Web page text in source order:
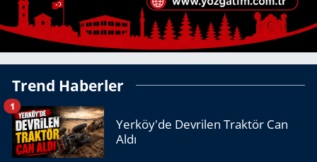
Trend Haberler
Yerköy'de Devrilen Traktör Can
Aldı
1